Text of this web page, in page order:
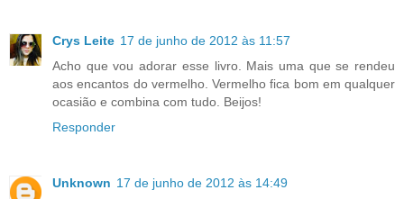
Crys Leite 17 de junho de 2012 às 11:57
Acho que vou adorar esse livro. Mais uma que se rendeu
aos encantos do vermelho. Vermelho fica bom em qualquer
ocasião e combina com tudo. Beijos!
Responder
Unknown 17 de junho de 2012 às 14:49